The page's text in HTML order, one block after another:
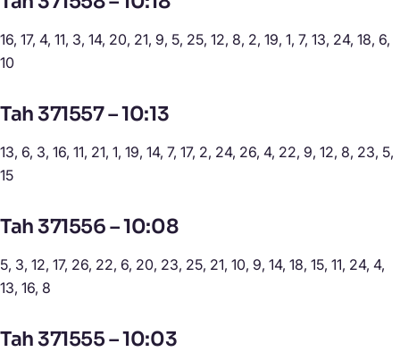
16, 17, 4, 11, 3, 14, 20, 21, 9, 5, 25, 12, 8, 2, 19, 1, 7, 13, 24, 18, 6,
10
Tah 371557 – 10:13
13, 6, 3, 16, 11, 21, 1, 19, 14, 7, 17, 2, 24, 26, 4, 22, 9, 12, 8, 23, 5,
15
Tah 371556 – 10:08
5, 3, 12, 17, 26, 22, 6, 20, 23, 25, 21, 10, 9, 14, 18, 15, 11, 24, 4,
13, 16, 8
Tah 371555 – 10:03